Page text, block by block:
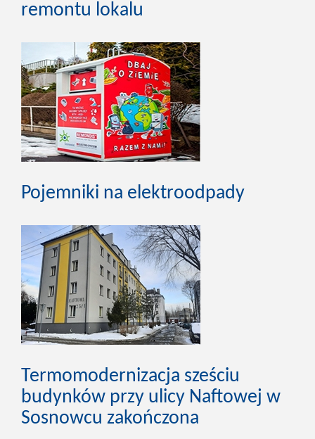
remontu lokalu
Pojemniki na elektroodpady
Termomodernizacja sześciu
budynków przy ulicy Naftowej w
Sosnowcu zakończona